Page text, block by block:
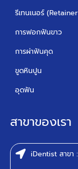
รีเทนเนอร์
การฟอกฟันขาว
การผ่าฟันคุด
ขูดหินปูน
อุดฟัน
สาขาของเรา
iDentist สาขา